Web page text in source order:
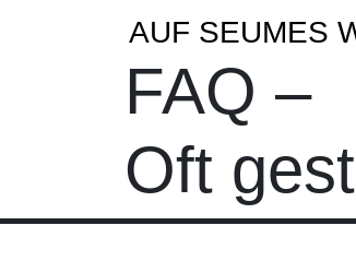
AUF SEUMES
FAQ –
Oft